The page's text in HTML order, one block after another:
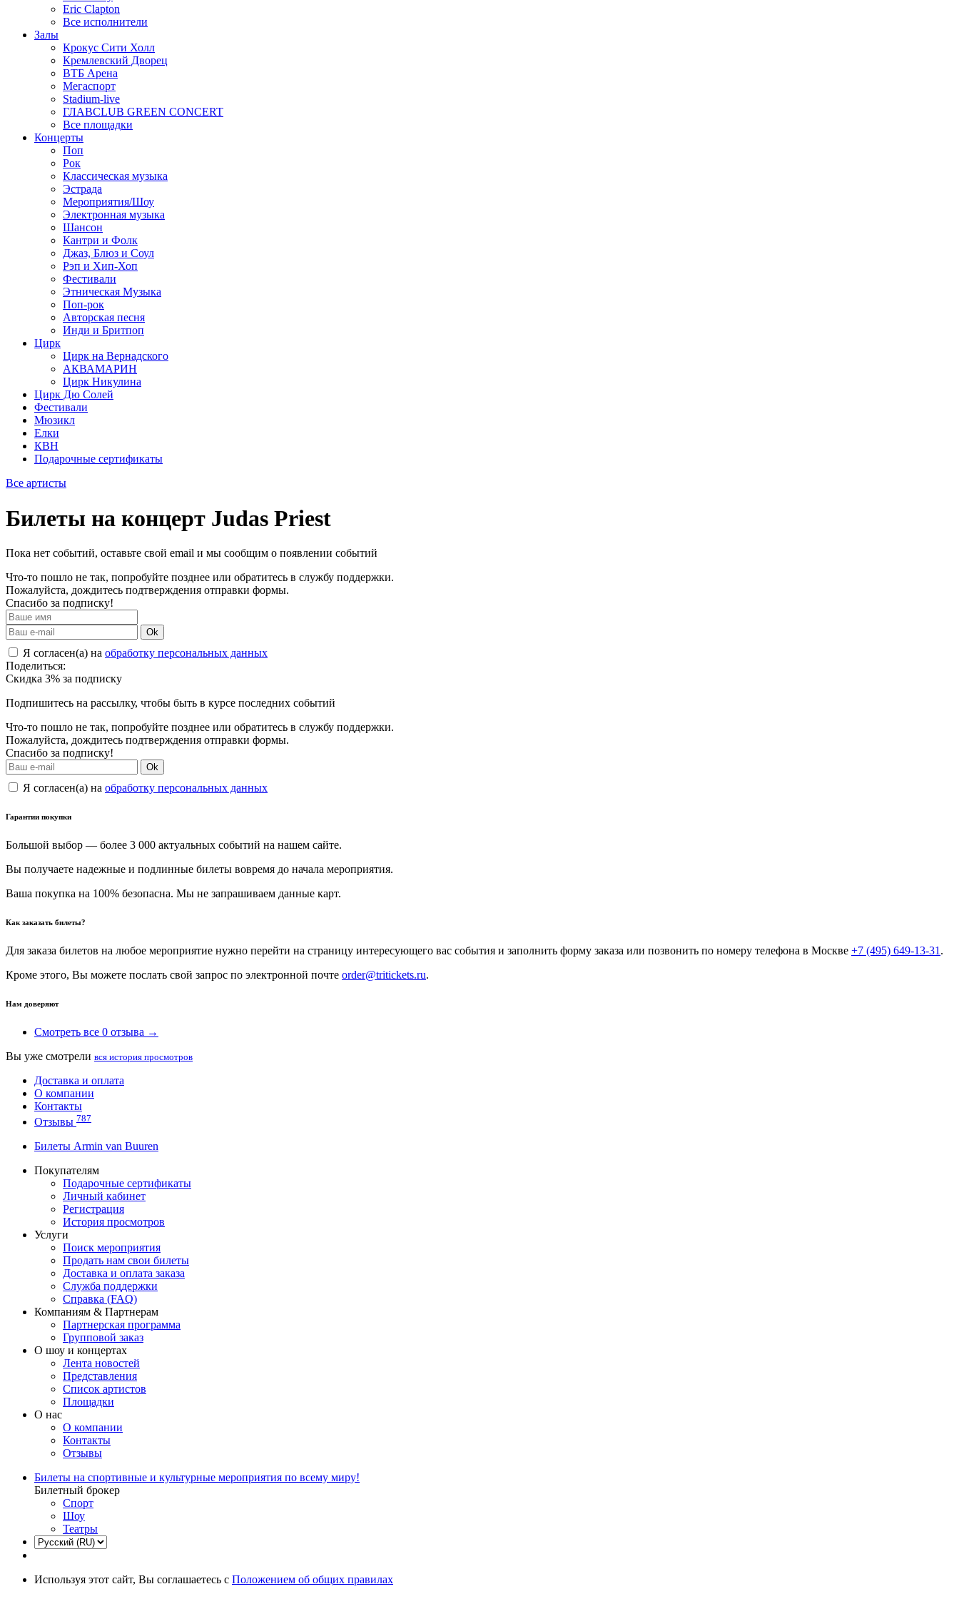
Eric Clapton
Все исполнители
Залы
Крокус Сити Холл
Кремлевский Дворец
ВТБ Арена
Мегаспорт
Stadium-live
ГЛАВCLUB GREEN CONCERT
Все площадки
Концерты
Поп
Рок
Классическая музыка
Эстрада
Мероприятия/Шоу
Электронная музыка
Шансон
Кантри и Фолк
Джаз, Блюз и Соул
Рэп и Хип-Хоп
Фестивали
Этническая Музыка
Поп-рок
Авторская песня
Инди и Бритпоп
Цирк
Цирк на Вернадского
АКВАМАРИН
Цирк Никулина
Цирк Дю Солей
Фестивали
Мюзикл
Елки
КВН
Подарочные сертификаты
Все артисты
Билеты на концерт Judas Priest
Пока нет событий, оставьте свой email и мы сообщим о появлении событий
Что-то пошло не так, попробуйте позднее или обратитесь в службу поддержки.
Пожалуйста, дождитесь подтверждения отправки формы.
Спасибо за подписку!
Ok
Я согласен(а) на обработку персональных данных
Поделиться:
Скидка 3% за подписку
Подпишитесь на рассылку, чтобы быть в курсе последних событий
Что-то пошло не так, попробуйте позднее или обратитесь в службу поддержки.
Пожалуйста, дождитесь подтверждения отправки формы.
Спасибо за подписку!
Ok
Я согласен(а) на обработку персональных данных
Гарантии покупки
Большой выбор — более 3 000 актуальных событий на нашем сайте.
Вы получаете надежные и подлинные билеты вовремя до начала мероприятия.
Ваша покупка на 100% безопасна. Мы не запрашиваем данные карт.
Как заказать билеты?
Для заказа билетов на любое мероприятие нужно перейти на страницу интересующего вас события и заполнить форму заказа или позвонить по номеру телефона в Москве +7 (495) 649-13-31 .
Кроме этого, Вы можете послать свой запрос по электронной почте order@tritickets.ru.
Нам доверяют
Смотреть все 0 отзыва →
Вы уже смотрели вся история просмотров
Доставка и оплата
О компании
Контакты
Отзывы 787
Билеты Armin van Buuren
Покупателям
Подарочные сертификаты
Личный кабинет
Регистрация
История просмотров
Услуги
Поиск мероприятия
Продать нам свои билеты
Доставка и оплата заказа
Служба поддержки
Справка (FAQ)
Компаниям & Партнерам
Партнерская программа
Групповой заказ
О шоу и концертах
Лента новостей
Представления
Список артистов
Площадки
О нас
О компании
Контакты
Отзывы
Билеты на спортивные и культурные мероприятия по всему миру!
Билетный брокер
Спорт
Шоу
Театры
Используя этот сайт, Вы соглашаетесь с Положением об общих правилах